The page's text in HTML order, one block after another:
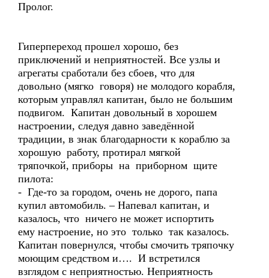
Пролог.
Гиперпереход прошел хорошо, без
приключений и неприятностей. Все узлы и
агрегаты сработали без сбоев, что для
довольно (мягко говоря) не молодого корабля,
которым управлял капитан, было не большим
подвигом. Капитан довольный в хорошем
настроении, следуя давно заведённой
традиции, в знак благодарности к кораблю за
хорошую работу, протирал мягкой
тряпочкой, приборы на приборном щите
пилота:
- Где-то за городом, очень не дорого, папа
купил автомобиль. – Напевал капитан, и
казалось, что ничего не может испортить
ему настроение, но это только так казалось.
Капитан повернулся, чтобы смочить тряпочку
моющим средством и…. И встретился
взглядом с неприятностью. Неприятность